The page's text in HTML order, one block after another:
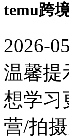
temu跨
2026-
温馨提
想学习
营/拍